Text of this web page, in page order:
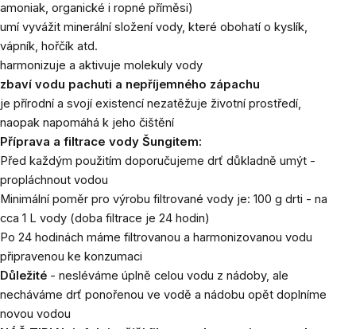
amoniak, organické i ropné příměsi)
umí vyvážit minerální složení vody, které obohatí o kyslík,
vápník, hořčík atd.
harmonizuje a aktivuje molekuly vody
zbaví vodu pachuti a nepříjemného zápachu
je přírodní a svojí existencí nezatěžuje životní prostředí,
naopak napomáhá k jeho čištění
Příprava a filtrace vody Šungitem:
Před každým použitím doporučujeme drť důkladně umýt -
propláchnout vodou
Minimální poměr pro výrobu filtrované vody je: 100 g drti - na
cca 1 L vody (doba filtrace je 24 hodin)
Po 24 hodinách máme filtrovanou a harmonizovanou vodu
připravenou ke konzumaci
Důležité - nesléváme úplně celou vodu z nádoby, ale
necháváme drť ponořenou ve vodě a nádobu opět doplníme
novou vodou